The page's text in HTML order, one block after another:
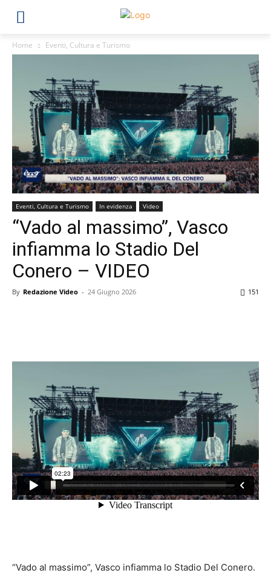
Home Eventi, Cultura e Turismo
Eventi, Cultura e Turismo In evidenza Video
“Vado al massimo”, Vasco
infiamma lo Stadio Del
Conero – VIDEO
By Redazione Video - 24 Giugno 2026 151
“Vado al massimo”, Vasco infiamma lo Stadio Del Conero.